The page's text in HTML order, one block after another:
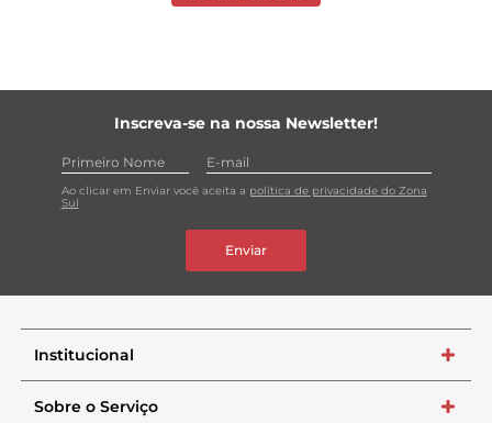
Inscreva-se na nossa Newsletter!
Ao clicar em Enviar você aceita a política de privacidade do Zona
Sul
Enviar
Institucional +
Sobre o Serviço +